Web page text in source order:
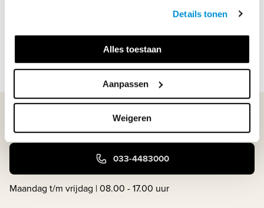
Details tonen
Alles toestaan
Aanpassen
Weigeren
1. Examenbundel vmbo-gt/mavo Engels, om te oefenen met
2. uitgebreide uitleg van docenten en ...
Lees meer
WIJ STAAN VOOR JE KLAAR!
033-4483000
Maandag t/m vrijdag | 08.00 - 17.00 uur